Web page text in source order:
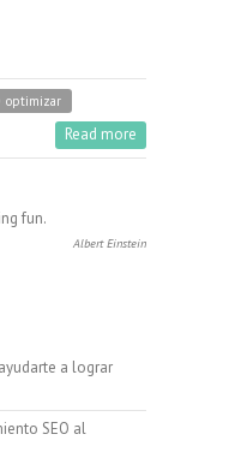
optimizar
Read more
fun.
Albert Einstein
a lograr
SEO al